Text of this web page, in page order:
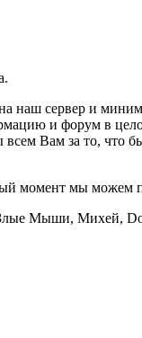
наш сервер и
и форум в
Вам за то, что
момент мы можем
Мыши, Михей,